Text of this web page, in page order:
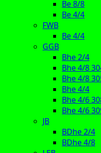
Be 8/8
Be 4/4
FWB
Be 4/4
GGB
Bhe 2/4
Bhe 4/8
Bhe 4/8
Bhe 4/4
Bhe 4/6
Bhe 4/6
JB
BDhe 2/4
BDhe 4/8